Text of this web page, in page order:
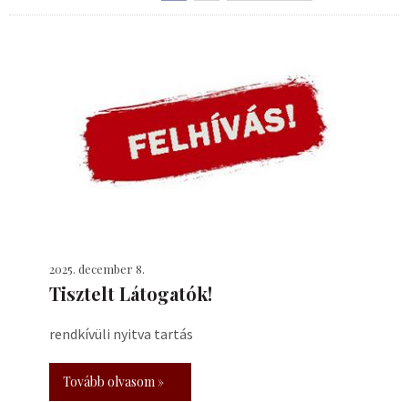
2025. december 8.
Tisztelt Látogatók!
rendkívüli nyitva tartás
Tovább olvasom »